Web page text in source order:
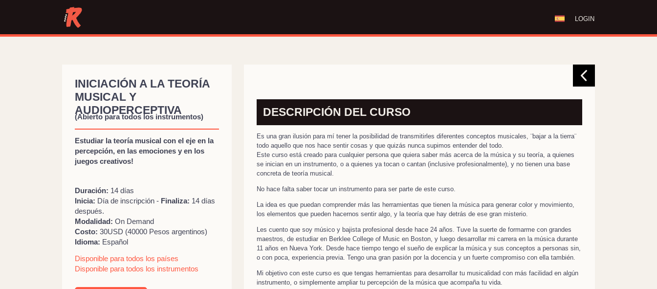
LOGIN
INICIACIÓN A LA TEORÍA
MUSICAL Y
AUDIOPERCEPTIVA
(Abierto para todos los instrumentos)
Estudiar la teoría musical con el eje en la
percepción, en las emociones y en los
juegos creativos!
Duración: 14 días
Inicia: Día de inscripción - Finaliza: 14 días
después.
Modalidad: On Demand
Costo: 30USD (40000 Pesos argentinos)
Idioma: Español
Disponible para todos los países
Disponible para todos los instrumentos
DESCRIPCIÓN DEL CURSO
Es una gran ilusión para mí tener la posibilidad de transmitirles diferentes conceptos musicales, ¨bajar a la tierra¨
todo aquello que nos hace sentir cosas y que quizás nunca supimos entender del todo.
Este curso está creado para cualquier persona que quiera saber más acerca de la música y su teoría, a quienes
se inician en un instrumento, o a quienes ya tocan o cantan (inclusive profesionalmente), y no tienen una base
concreta de teoría musical.
No hace falta saber tocar un instrumento para ser parte de este curso.
La idea es que puedan comprender más las herramientas que tienen la música para generar color y movimiento,
los elementos que pueden hacernos sentir algo, y la teoría que hay detrás de ese gran misterio.
Les cuento que soy músico y bajista profesional desde hace 24 años. Tuve la suerte de formarme con grandes
maestros, de estudiar en Berklee College of Music en Boston, y luego desarrollar mi carrera en la música durante
11 años en Nueva York. Desde hace tiempo tengo el sueño de explicar la música y sus conceptos a personas sin,
o con poca, experiencia previa. Tengo una gran pasión por la docencia y un fuerte compromiso con ella también.
Mi objetivo con este curso es que tengas herramientas para desarrollar tu musicalidad con más facilidad en algún
instrumento, o simplemente ampliar tu percepción de la música que acompaña tu vida.